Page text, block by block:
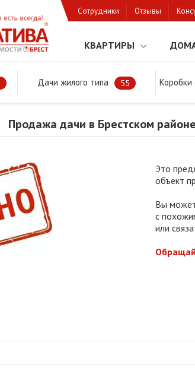
Сотрудники Отзывы
КВАРТИРЫ
Дачи жилого типа 55 Коробки
садовые домики и участки Продажа дачи в
Продажа дачи в Брестском
Это
объект
Вы
с
или